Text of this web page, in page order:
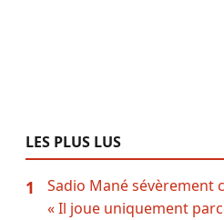
LES PLUS LUS
1
Sadio Mané sévèrement
« Il joue uniquement